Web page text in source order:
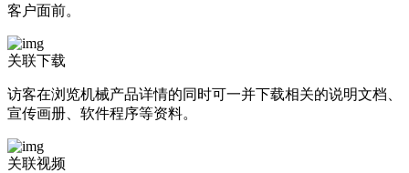
客户面前。
关联下载
访客在浏览机械产品详情的同时可一并下载相关的说明文档、
宣传画册、软件程序等资料。
关联视频